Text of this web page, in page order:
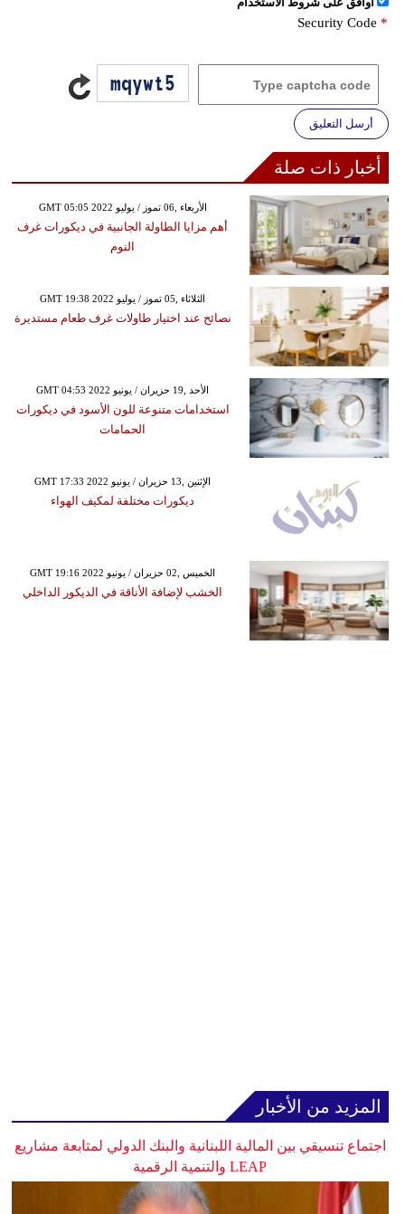
Security Code *
أرسل التعليق
أخبار ذات صلة
GMT 05:05 2022 الأربعاء ,06 تموز / يوليو
أهم مزايا الطاولة الجانبية في ديكورات غرف
النوم
GMT 19:38 2022 الثلاثاء ,05 تموز / يوليو
نصائح عند اختيار طاولات غرف طعام مستديرة
GMT 04:53 2022 الأحد ,19 حزيران / يونيو
استخدامات متنوعة للون الأسود في ديكورات
الحمامات
GMT 17:33 2022 الإثنين ,13 حزيران / يونيو
ديكورات مختلفة لمكيف الهواء
GMT 19:16 2022 الخميس ,02 حزيران / يونيو
الخشب لإضافة الأناقة في الديكور الداخلي
المزيد من الأخبار
اجتماع تنسيقي بين المالية اللبنانية والبنك الدولي لمتابعة مشاريع
LEAP والتنمية الرقمية